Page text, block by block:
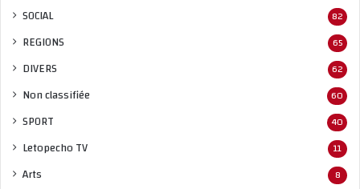
SOCIAL 82
REGIONS 65
DIVERS 62
Non classifiée 60
SPORT 40
Letopecho TV 11
Arts 8